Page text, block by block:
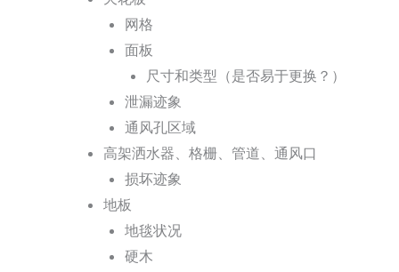
网格
面板
尺寸和类型（是否易于更换？）
泄漏迹象
通风孔区域
高架洒水器、格栅、管道、通风口
损坏迹象
地板
地毯状况
硬木